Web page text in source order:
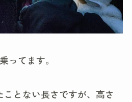
ってます。
ことない長さですが、高さ